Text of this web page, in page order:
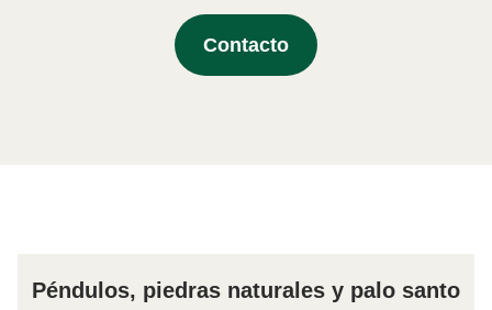
Contacto
Péndulos, piedras naturales y palo santo